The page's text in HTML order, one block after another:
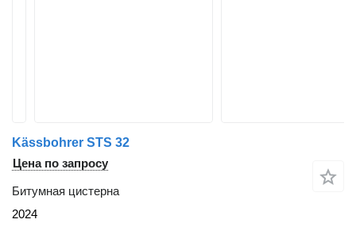
Kässbohrer STS 32
Цена по запросу
Битумная цистерна
2024